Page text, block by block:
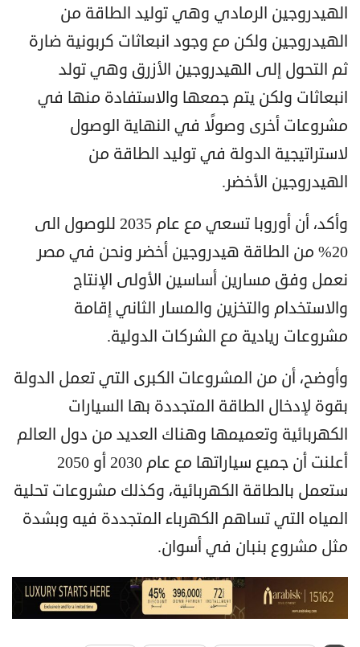
الهيدروجين الرمادي وهي توليد الطاقة من
الهيدروجين ولكن مع وجود انبعاثات كربونية ضارة
ثم التحول إلى الهيدروجين الأزرق وهي تولد
انبعاثات ولكن يتم جمعها والاستفادة منها في
مشروعات أخرى وصولًا في النهاية الوصول
لاستراتيجية الدولة في توليد الطاقة من
الهيدروجين الأخضر.
وأكد، أن أوروبا تسعي مع عام 2035 للوصول الى
20% من الطاقة هيدروجين أخضر ونحن في مصر
نعمل وفق مسارين أساسين الأولى الإنتاج
والاستخدام والتخزين والمسار الثاني إقامة
مشروعات ريادية مع الشركات الدولية.
وأوضح، أن من المشروعات الكبرى التي تعمل الدولة
بقوة لإدخال الطاقة المتجددة بها السيارات
الكهربائية وتعميمها وهناك العديد من دول العالم
أعلنت أن جميع سياراتها مع عام 2030 أو 2050
ستعمل بالطاقة الكهربائية، وكذلك مشروعات تحلية
المياه التي تساهم الكهرباء المتجددة فيه وبشدة
مثل مشروع بنبان في أسوان.